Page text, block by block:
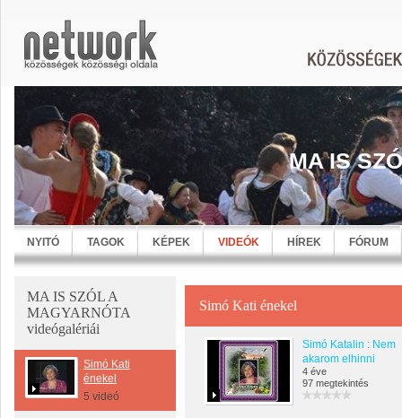
MA IS
NYITÓ TAGOK KÉPEK VIDEÓK HÍREK FÓRUM
MA IS SZÓL A
MAGYARNÓTA
videógalériái
Simó Kati
énekel
5 videó
Simó Kati énekel
Simó Katalin : Nem
akarom elhinni
4 éve
97 megtekintés